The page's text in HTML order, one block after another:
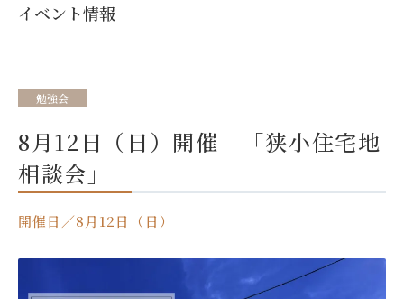
イベント情報
勉強会
8月12日（日）開催 「狭小住宅地
相談会」
開催日／8月12日（日）